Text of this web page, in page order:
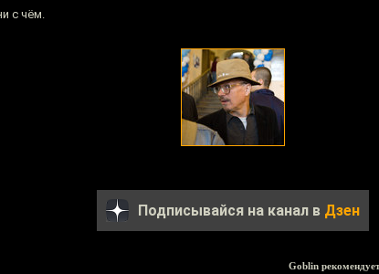
с чём.
Подписывайся на канал в Дзен
Goblin рекомендует